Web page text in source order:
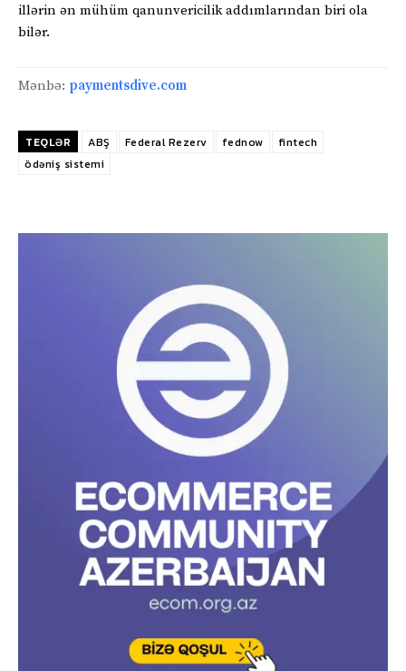
illərin ən mühüm qanunvericilik addımlarından biri ola
bilər.
Mənbə: paymentsdive.com
TEQLƏR ABŞ Federal Rezerv fednow
fintech
ödəniş sistemi